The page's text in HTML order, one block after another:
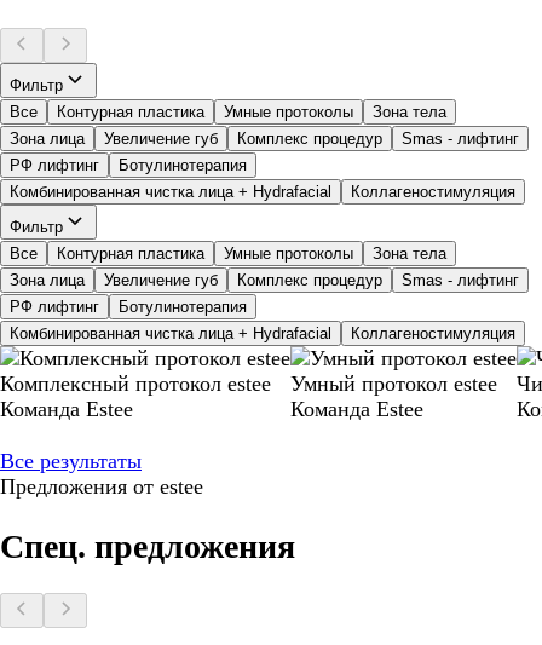
Фильтр
Все
Контурная пластика Умные протоколы
Зона тела
Зона лица
Увеличение губ Комплекс процедур
Smas - лифтинг
РФ лифтинг
Ботулинотерапия
Комбинированная чистка лица + Hydrafacial
Коллагеностимуляция
Фильтр
Все
Контурная пластика Умные протоколы
Зона тела
Зона лица
Увеличение губ Комплекс процедур
Smas - лифтинг
РФ лифтинг
Ботулинотерапия
Комбинированная чистка лица + Hydrafacial
Коллагеностимуляция
Комплексный протокол estee
Команда Estee
Умный протокол estee
Команда Estee
Все результаты
Предложения от estee
Спец. предложения